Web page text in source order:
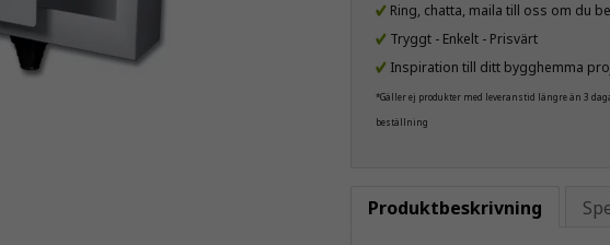
Ring, chatta, maila till oss om du
Tryggt - Enkelt - Prisvärt
Inspiration till ditt bygghemma
*Gäller ej produkter med leveranstid längre än 3
beställning
Produktbeskrivning